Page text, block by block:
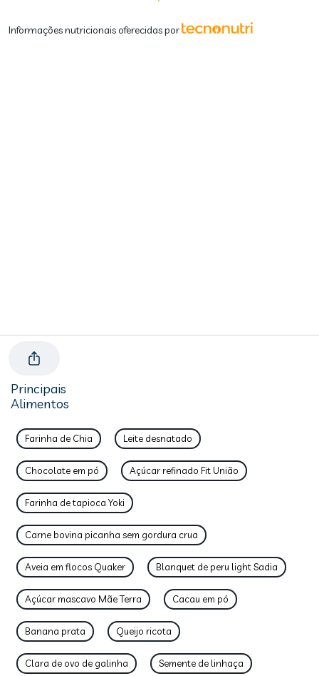
Informações nutricionais oferecidas por
Principais
Alimentos
Farinha de Chia Leite desnatado
Chocolate em pó Açúcar refinado Fit União
Farinha de tapioca Yoki
Carne bovina picanha sem gordura crua
Aveia em flocos Quaker Blanquet de peru light Sadia
Açúcar mascavo Mãe Terra Cacau em pó
Banana prata Queijo ricota
Clara de ovo de galinha Semente de linhaça